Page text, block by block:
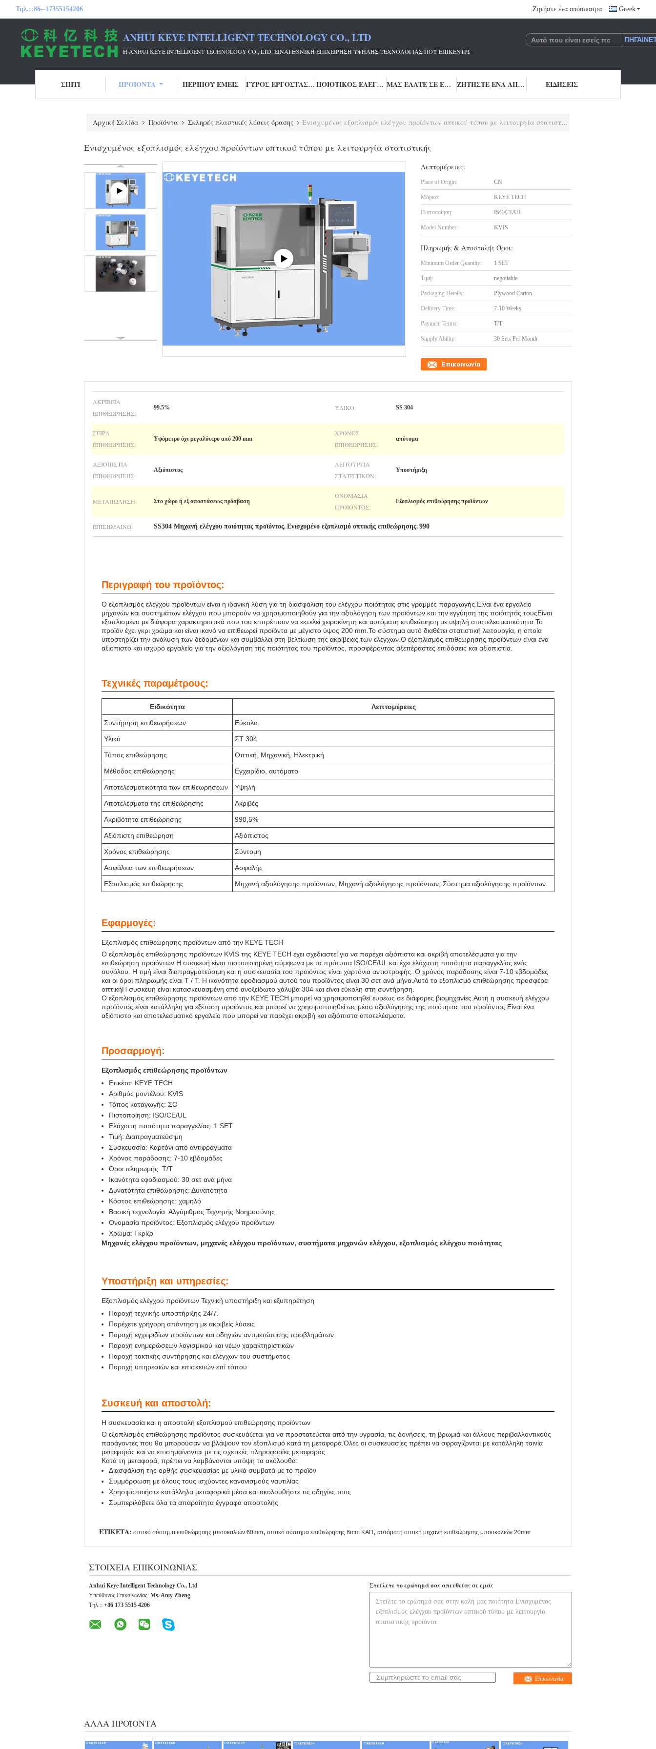
Τηλ.::86--17355154206 Ζητήστε ένα απόσπασμα Greek
ANHUI KEYE INTELLIGENT TECHNOLOGY CO., LTD
Η ANHUI KEYE INTELLIGENT TECHNOLOGY CO., LTD. ΕΊΝΑΙ ΕΘΝΙΚΉ ΕΠΙΧΕΊΡΗΣΗ ΥΨΗΛΉΣ ΤΕΧΝΟΛΟΓΊΑΣ ΠΟΥ ΕΠΙΚΕΝΤΡΏΝΕΤΑΙ ΣΤΗΝ ΈΡΕΥΝΑ ΚΑΙ ΑΝΆΠΤΥΞΗ ΚΑΙ ΤΗΝ
ΣΠΊΤΙ ΠΡΟΪΌΝΤΑ ΠΕΡΊΠΟΥ ΕΜΕΊΣ ΓΎΡΟΣ ΕΡΓΟΣΤΑΣΊΩΝ ΠΟΙΟΤΙΚΌΣ ΈΛΕΓΧΟΣ ΜΑΣ ΕΛΆΤΕ ΣΕ ΕΠΑΦΉ ΜΕ ΖΗΤΉΣΤΕ ΈΝΑ ΑΠΌΣΠΑΣΜΑ ΕΙΔΉΣΕΙΣ
Αρχική Σελίδα Προϊόντα Σκληρές πλαστικές λύσεις όρασης Ενισχυμένος εξοπλισμός ελέγχου προϊόντων οπτικού τύπου με λειτουργία στατιστικής
Ενισχυμένος εξοπλισμός ελέγχου προϊόντων οπτικού τύπου με λειτουργία στατιστικής
Λεπτομέρειες:
Place of Origin: CN
Μάρκα: KEYE TECH
Πιστοποίηση: ISO/CE/UL
Model Number: KVIS
Πληρωμής & Αποστολής Όροι:
Minimum Order Quantity: 1 SET
Τιμή: negotiable
Packaging Details: Plywood Carton
Delivery Time: 7-10 Weeks
Payment Terms: T/T
Supply Ability: 30 Sets Per Month
Επικοινωνία
ΑΚΡΊΒΕΙΑ
ΕΠΙΘΕΏΡΗΣΗΣ:
99.5% ΥΛΙΚΌ: SS 304
ΣΕΙΡΆ
ΕΠΙΘΕΏΡΗΣΗΣ:
Υψόμετρο όχι μεγαλύτερο από 200 mm
ΧΡΌΝΟΣ
ΕΠΙΘΕΏΡΗΣΗΣ:
απότομα
ΑΞΙΟΠΙΣΤΊΑ
ΕΠΙΘΕΏΡΗΣΗΣ:
Αξιόπιστος
ΛΕΙΤΟΥΡΓΊΑ
ΣΤΑΤΙΣΤΙΚΏΝ:
Υποστήριξη
ΜΕΤΑΠΏΛΗΣΗ: Στο χώρο ή εξ αποστάσεως πρόσβαση
ΟΝΟΜΑΣΊΑ
ΠΡΟΪΌΝΤΟΣ:
Εξοπλισμός επιθεώρησης προϊόντων
ΕΠΙΣΗΜΑΊΝΩ: SS304 Μηχανή ελέγχου ποιότητας προϊόντος, Ενισχυμένο εξοπλισμό οπτικής επιθεώρησης, 990
Περιγραφή του προϊόντος:
Ο εξοπλισμός ελέγχου προϊόντων είναι η ιδανική λύση για τη διασφάλιση του ελέγχου ποιότητας στις γραμμές παραγωγής.Είναι ένα εργαλείο
μηχανών και συστημάτων ελέγχου που μπορούν να χρησιμοποιηθούν για την αξιολόγηση των προϊόντων και την εγγύηση της ποιότητάς τουςΕίναι
εξοπλισμένο με διάφορα χαρακτηριστικά που του επιτρέπουν να εκτελεί χειροκίνητη και αυτόματη επιθεώρηση με υψηλή αποτελεσματικότητα.Το
προϊόν έχει γκρι χρώμα και είναι ικανό να επιθεωρεί προϊόντα με μέγιστο ύψος 200 mm.Το σύστημα αυτό διαθέτει στατιστική λειτουργία, η οποία
υποστηρίζει την ανάλυση των δεδομένων και συμβάλλει στη βελτίωση της ακρίβειας των ελέγχων.Ο εξοπλισμός επιθεώρησης προϊόντων είναι ένα
αξιόπιστο και ισχυρό εργαλείο για την αξιολόγηση της ποιότητας του προϊόντος, προσφέροντας αξεπέραστες επιδόσεις και αξιοπιστία.
Τεχνικές παραμέτρους:
Ειδικότητα Λεπτομέρειες
Συντήρηση επιθεωρήσεων Εύκολα.
Υλικό ΣΤ 304
Τύπος επιθεώρησης Οπτική, Μηχανική, Ηλεκτρική
Μέθοδος επιθεώρησης Εγχειρίδιο, αυτόματο
Αποτελεσματικότητα των επιθεωρήσεων Υψηλή
Αποτελέσματα της επιθεώρησης Ακριβές
Ακριβότητα επιθεώρησης 990,5%
Αξιόπιστη επιθεώρηση Αξιόπιστος
Χρόνος επιθεώρησης Σύντομη
Ασφάλεια των επιθεωρήσεων Ασφαλής
Εξοπλισμός επιθεώρησης Μηχανή αξιολόγησης προϊόντων, Μηχανή αξιολόγησης προϊόντων, Σύστημα αξιολόγησης προϊόντων
Εφαρμογές:
Εξοπλισμός επιθεώρησης προϊόντων από την KEYE TECH
Ο εξοπλισμός επιθεώρησης προϊόντων KVIS της KEYE TECH έχει σχεδιαστεί για να παρέχει αξιόπιστα και ακριβή αποτελέσματα για την
επιθεώρηση προϊόντων.Η συσκευή είναι πιστοποιημένη σύμφωνα με τα πρότυπα ISO/CE/UL και έχει ελάχιστη ποσότητα παραγγελίας ενός
συνόλου. Η τιμή είναι διαπραγματεύσιμη και η συσκευασία του προϊόντος είναι χαρτόνια αντιστροφής. Ο χρόνος παράδοσης είναι 7-10 εβδομάδες
και οι όροι πληρωμής είναι T / T. Η ικανότητα εφοδιασμού αυτού του προϊόντος είναι 30 σετ ανά μήνα.Αυτό το εξοπλισμό επιθεώρησης προσφέρει
οπτικήΗ συσκευή είναι κατασκευασμένη από ανοξείδωτο χάλυβα 304 και είναι εύκολη στη συντήρηση.
Ο εξοπλισμός επιθεώρησης προϊόντων από την KEYE TECH μπορεί να χρησιμοποιηθεί ευρέως σε διάφορες βιομηχανίες.Αυτή η συσκευή ελέγχου
προϊόντος είναι κατάλληλη για εξέταση προϊόντος και μπορεί να χρησιμοποιηθεί ως μέσο αξιολόγησης της ποιότητας του προϊόντος.Είναι ένα
αξιόπιστο και αποτελεσματικό εργαλείο που μπορεί να παρέχει ακριβή και αξιόπιστα αποτελέσματα.
Προσαρμογή:
Εξοπλισμός επιθεώρησης προϊόντων
Ετικέτα: KEYE TECH
Αριθμός μοντέλου: KVIS
Τόπος καταγωγής: ΣΟ
Πιστοποίηση: ISO/CE/UL
Ελάχιστη ποσότητα παραγγελίας: 1 SET
Τιμή: Διαπραγματεύσιμη
Συσκευασία: Καρτόνι από αντιφράγματα
Χρόνος παράδοσης: 7-10 εβδομάδες
Όροι πληρωμής: T/T
Ικανότητα εφοδιασμού: 30 σετ ανά μήνα
Δυνατότητα επιθεώρησης: Δυνατότητα
Κόστος επιθεώρησης: χαμηλό
Βασική τεχνολογία: Αλγόριθμος Τεχνητής Νοημοσύνης
Ονομασία προϊόντος: Εξοπλισμός ελέγχου προϊόντων
Χρώμα: Γκρίζο
Μηχανές ελέγχου προϊόντων, μηχανές ελέγχου προϊόντων, συστήματα μηχανών ελέγχου, εξοπλισμός ελέγχου ποιότητας
Υποστήριξη και υπηρεσίες:
Εξοπλισμός ελέγχου προϊόντων Τεχνική υποστήριξη και εξυπηρέτηση
Παροχή τεχνικής υποστήριξης 24/7.
Παρέχετε γρήγορη απάντηση με ακριβείς λύσεις
Παροχή εγχειριδίων προϊόντων και οδηγιών αντιμετώπισης προβλημάτων
Παροχή ενημερώσεων λογισμικού και νέων χαρακτηριστικών
Παροχή τακτικής συντήρησης και ελέγχων του συστήματος
Παροχή υπηρεσιών και επισκευών επί τόπου
Συσκευή και αποστολή:
Η συσκευασία και η αποστολή εξοπλισμού επιθεώρησης προϊόντων
Ο εξοπλισμός επιθεώρησης προϊόντος συσκευάζεται για να προστατεύεται από την υγρασία, τις δονήσεις, τη βρωμιά και άλλους περιβαλλοντικούς
παράγοντες που θα μπορούσαν να βλάψουν τον εξοπλισμό κατά τη μεταφορά.Όλες οι συσκευασίες πρέπει να σφραγίζονται με κατάλληλη ταινία
μεταφοράς και να επισημαίνονται με τις σχετικές πληροφορίες μεταφοράς.
Κατά τη μεταφορά, πρέπει να λαμβάνονται υπόψη τα ακόλουθα:
Διασφάλιση της ορθής συσκευασίας με υλικά συμβατά με το προϊόν
Συμμόρφωση με όλους τους ισχύοντες κανονισμούς ναυτιλίας
Χρησιμοποιήστε κατάλληλα μεταφορικά μέσα και ακολουθήστε τις οδηγίες τους
Συμπεριλάβετε όλα τα απαραίτητα έγγραφα αποστολής
ΕΤΙΚΈΤΑ: οπτικό σύστημα επιθεώρησης μπουκαλιών 60mm, οπτικό σύστημα επιθεώρησης 6mm ΚΑΠ , αυτόματη οπτική μηχανή επιθεώρησης μπουκαλιών 20mm
ΣΤΟΙΧΕΊΑ ΕΠΙΚΟΙΝΩΝΊΑΣ
Anhui Keye Intelligent Technology Co., Ltd
Υπεύθυνος Επικοινωνίας: Ms. Amy Zheng
Τηλ.:: +86 173 5515 4206
Στείλετε το ερώτημά σας απευθείας σε εμάς
Επικοινωνία
ΆΛΛΑ ΠΡΟΪΌΝΤΑ